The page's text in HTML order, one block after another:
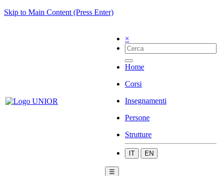
Skip to Main Content (Press Enter)
×
Home
Corsi
Insegnamenti
Persone
Strutture
IT EN
☰